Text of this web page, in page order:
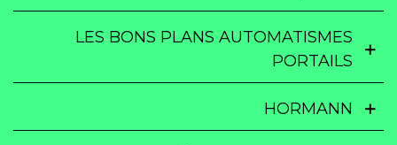
LES BONS PLANS AUTOMATISMES
PORTAILS
HORMANN